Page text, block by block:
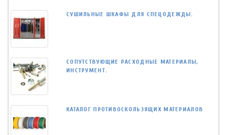
СУШИЛЬНЫЕ ШКАФЫ ДЛЯ СПЕЦОДЕЖДЫ.
СОПУТСТВУЮЩИЕ РАСХОДНЫЕ МАТЕРИАЛЫ,
ИНСТРУМЕНТ.
КАТАЛОГ ПРОТИВОСКОЛЬЗЯЩИХ МАТЕРИАЛОВ